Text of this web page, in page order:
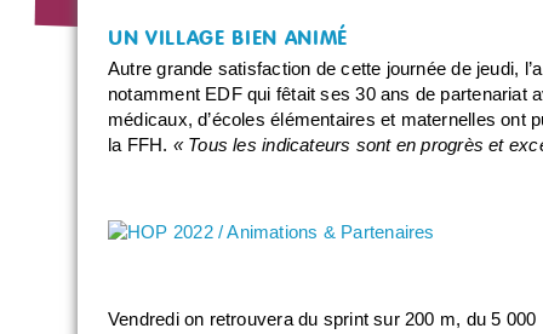
UN VILLAGE BIEN ANIMÉ
Autre grande satisfaction de cette journée de jeudi,
notamment EDF qui fêtait ses 30 ans de partenariat
médicaux, d’écoles élémentaires et maternelles ont
la FFH. « Tous les indicateurs sont en progrès et
Vendredi on retrouvera du sprint sur 200 m, du 5